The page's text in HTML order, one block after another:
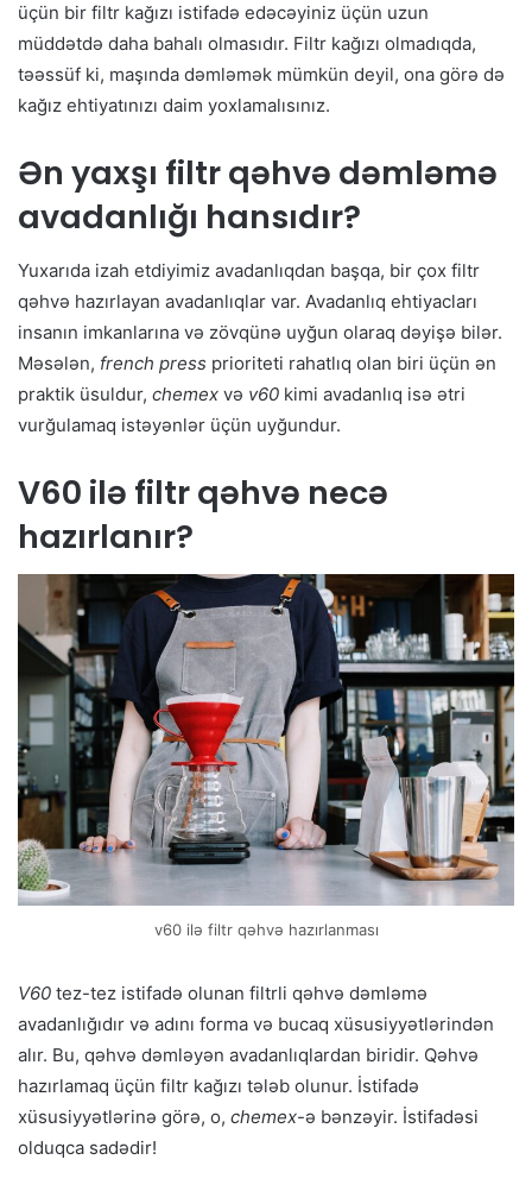
üçün bir filtr kağızı istifadə edəcəyiniz üçün uzun
müddətdə daha bahalı olmasıdır. Filtr kağızı olmadıqda,
təəssüf ki, maşında dəmləmək mümkün deyil, ona görə də
kağız ehtiyatınızı daim yoxlamalısınız.
Ən yaxşı filtr qəhvə dəmləmə
avadanlığı hansıdır?
Yuxarıda izah etdiyimiz avadanlıqdan başqa, bir çox filtr
qəhvə hazırlayan avadanlıqlar var. Avadanlıq ehtiyacları
insanın imkanlarına və zövqünə uyğun olaraq dəyişə bilər.
Məsələn, french press prioriteti rahatlıq olan biri üçün ən
praktik üsuldur, chemex və v60 kimi avadanlıq isə ətri
vurğulamaq istəyənlər üçün uyğundur.
V60 ilə filtr qəhvə necə
hazırlanır?
v60 ilə filtr qəhvə hazırlanması
V60 tez-tez istifadə olunan filtrli qəhvə dəmləmə
avadanlığıdır və adını forma və bucaq xüsusiyyətlərindən
alır. Bu, qəhvə dəmləyən avadanlıqlardan biridir. Qəhvə
hazırlamaq üçün filtr kağızı tələb olunur. İstifadə
xüsusiyyətlərinə görə, o, chemex-ə bənzəyir. İstifadəsi
olduqca sadədir!